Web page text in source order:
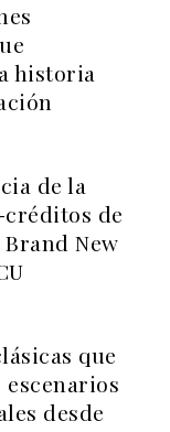
historia
de la
créditos de
New
que
desde